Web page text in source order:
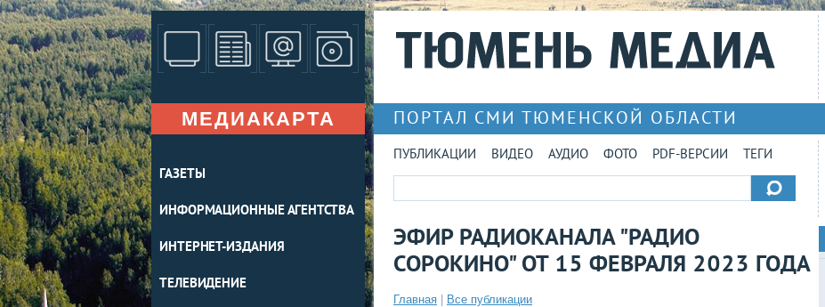
МЕДИАКАРТА
ГАЗЕТЫ
ИНФОРМАЦИОННЫЕ АГЕНТСТВА
ИНТЕРНЕТ-ИЗДАНИЯ
ТЕЛЕВИДЕНИЕ
ПОРТАЛ СМИ ТЮМЕНСКОЙ ОБЛАСТИ
ПУБЛИКАЦИИ ВИДЕО АУДИО ФОТО PDF-ВЕРСИИ ТЕГИ
ЭФИР РАДИОКАНАЛА "РАДИО
СОРОКИНО" ОТ 15 ФЕВРАЛЯ 2023 ГОДА
Главная Все публикации